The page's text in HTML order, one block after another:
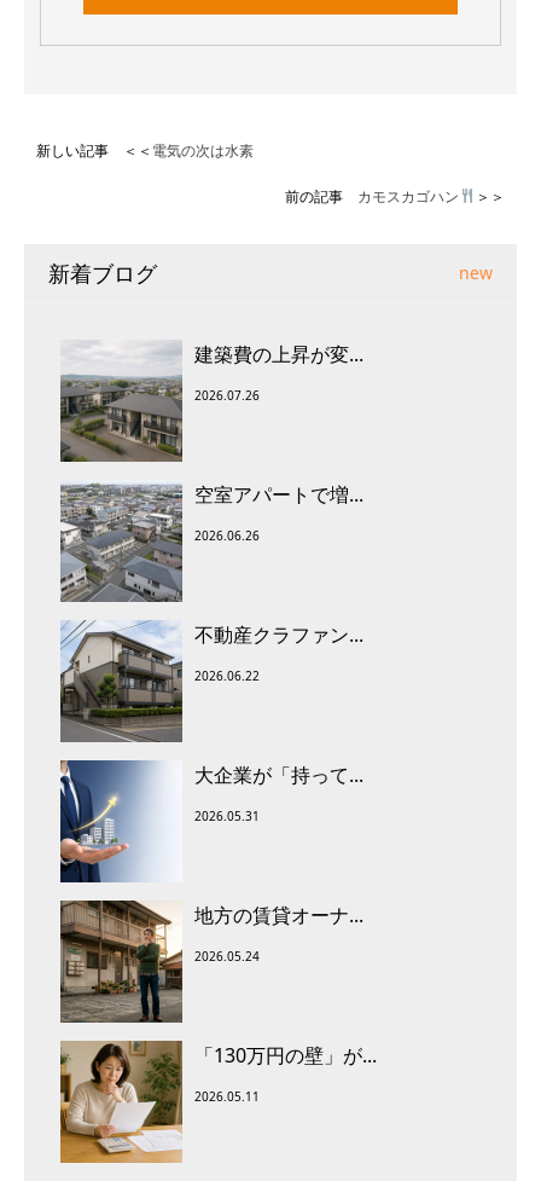
新しい記事 ＜＜ 電気の次は水素
前の記事 カモスカゴハン ＞＞
新着ブログ new
建築費の上昇が変...
2026.07.26
空室アパートで増...
2026.06.26
不動産クラファン...
2026.06.22
大企業が「持って...
2026.05.31
地方の賃貸オーナ...
2026.05.24
「130万円の壁」が...
2026.05.11